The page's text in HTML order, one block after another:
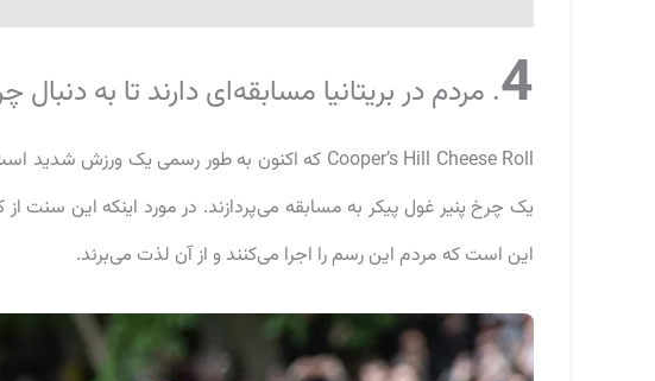
4. مردم در بریتانیا مسابقه‌ای دارند تا به
یک چرخ پنیر غول پیکر به مسابقه می‌پردازند. در مورد اینکه این سنت
این است که مردم این رسم را اجرا می‌کنند و از آن لذت می‌برند.